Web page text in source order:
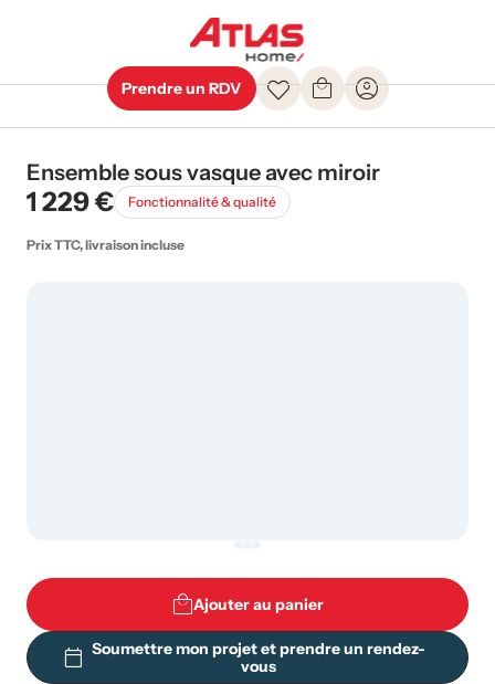
Prendre un RDV
Ensemble sous vasque avec miroir
1 229 € Fonctionnalité & qualité
Prix TTC, livraison incluse
Ajouter au panier
Soumettre mon projet et prendre un rendez-
vous